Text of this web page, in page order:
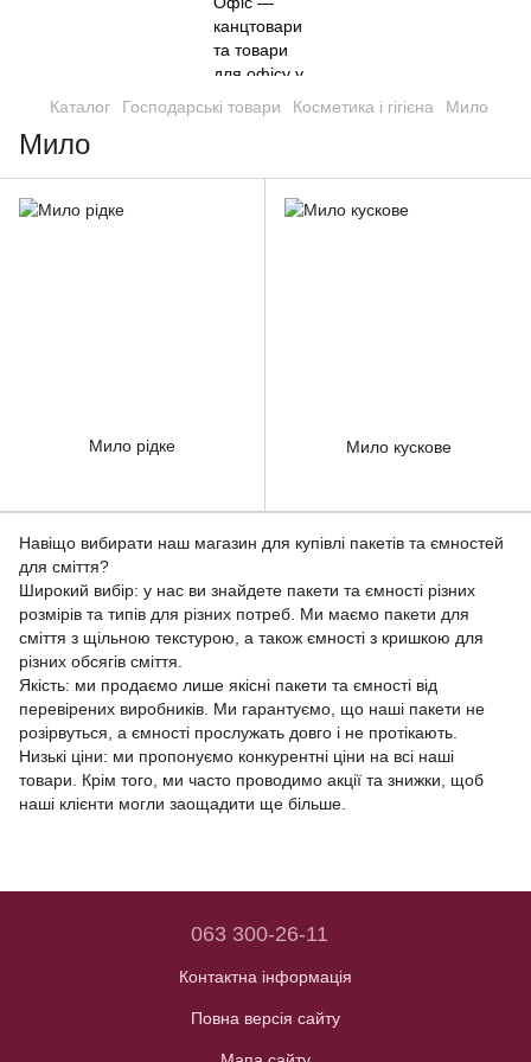
Каталог Господарські товари Косметика і гігієна Мило
Мило
Навіщо вибирати наш магазин для купівлі пакетів та ємностей
для сміття?
Широкий вибір: у нас ви знайдете пакети та ємності різних
розмірів та типів для різних потреб. Ми маємо пакети для
сміття з щільною текстурою, а також ємності з кришкою для
різних обсягів сміття.
Якість: ми продаємо лише якісні пакети та ємності від
перевірених виробників. Ми гарантуємо, що наші пакети не
розірвуться, а ємності прослужать довго і не протікають.
Низькі ціни: ми пропонуємо конкурентні ціни на всі наші
товари. Крім того, ми часто проводимо акції та знижки, щоб
наші клієнти могли заощадити ще більше.
Мило рідке Мило кускове
063 300-26-11
Контактна інформація
Повна версія сайту